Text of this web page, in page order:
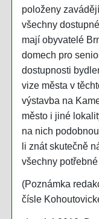
položeny
všechny
mají obyvatelé
domech pro
dostupnosti
vize města v
výstavba na
město i jiné
na nich
li znát skutečně
všechny
(Poznámka
čísle